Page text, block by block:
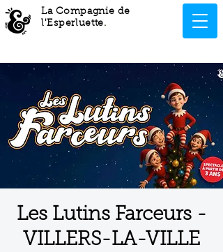
La Compagnie de
l'Esperluette.
Les Lutins Farceurs -
VILLERS-LA-VILLE